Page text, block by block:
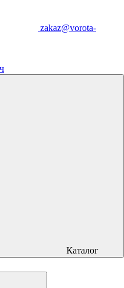
zakaz@vorota-
Каталог